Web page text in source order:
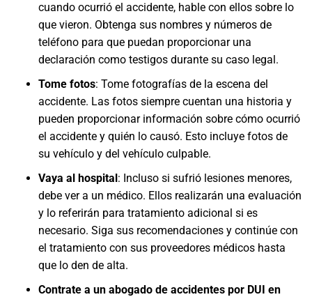
cuando ocurrió el accidente, hable con ellos sobre lo
que vieron. Obtenga sus nombres y números de
teléfono para que puedan proporcionar una
declaración como testigos durante su caso legal.
Tome fotos: Tome fotografías de la escena del
accidente. Las fotos siempre cuentan una historia y
pueden proporcionar información sobre cómo ocurrió
el accidente y quién lo causó. Esto incluye fotos de
su vehículo y del vehículo culpable.
Vaya al hospital : Incluso si sufrió lesiones menores,
debe ver a un médico. Ellos realizarán una evaluación
y lo referirán para tratamiento adicional si es
necesario. Siga sus recomendaciones y continúe con
el tratamiento con sus proveedores médicos hasta
que lo den de alta.
Contrate a un abogado de accidentes por DUI en